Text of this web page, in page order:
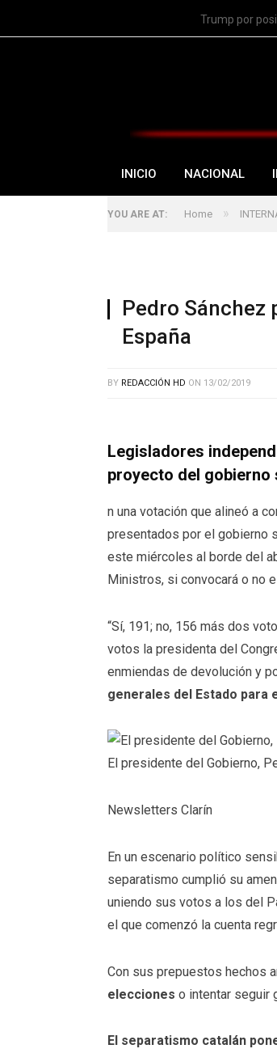
Trump por
INICIO NACIONAL
YOU ARE AT: Home »
Pedro Sánchez
España
BY REDACCIÓN HD ON 13/02/2019
Legisladores
proyecto del gobierno
n una votación que alineó a
presentados por el gobierno
este miércoles al borde del
Ministros, si convocará o no
“Sí, 191; no, 156 más dos
votos la presidenta del
enmiendas de devolución y
generales del Estado para
El presidente del Gobierno,
Newsletters Clarín
En un escenario político
separatismo cumplió su
uniendo sus votos a los del
el que comenzó la cuenta
Con sus prepuestos hechos
elecciones o intentar seguir
El separatismo catalán